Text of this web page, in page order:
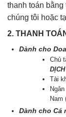
thanh toán bằng
chúng tôi hoặc
2. THANH
Dành cho
Chủ
Tài
Nam
Dành cho Cá